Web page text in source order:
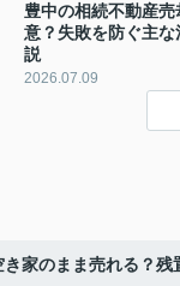
豊中の相続不動産売
意？失敗を防ぐ主な
説
2026.07.09
き家のまま売れる？